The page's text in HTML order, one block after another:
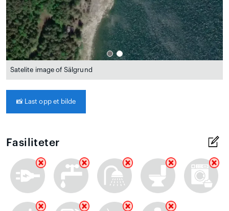
Satelite image of Sälgrund
📸 Last opp et bilde
Fasiliteter